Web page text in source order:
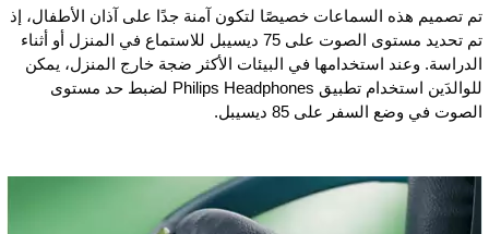
تم تصميم هذه السماعات خصيصًا لتكون آمنة جدًا على آذان الأطفال، إذ
تم تحديد مستوى الصوت على 75 ديسيبل للاستماع في المنزل أو أثناء
الدراسة. وعند استخدامها في البيئات الأكثر ضجة خارج المنزل، يمكن
للوالدَين استخدام تطبيق Philips Headphones لضبط حد مستوى
الصوت في وضع السفر على 85 ديسيبل.